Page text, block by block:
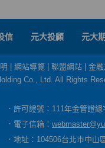
信 元大投顧 元大
網站導覽 聯盟網站 金
Co., Ltd. All Rights
．許可證號：111年金管證
．電子信箱：
．地址：104506台北市中山